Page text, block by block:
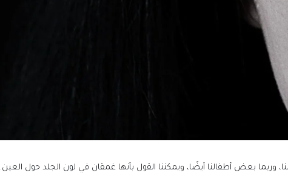
وربما بعض أطفالنا أيضًا، ويمكننا القول بأنها غمقان في لون الجلد حول العين.